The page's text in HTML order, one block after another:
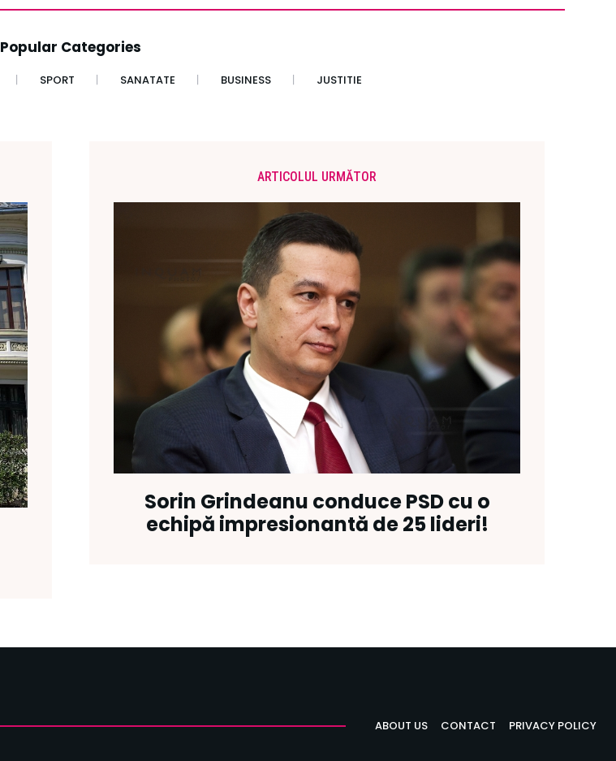
Popular Categories
SPORT SANATATE BUSINESS JUSTITIE
ARTICOLUL URMĂTOR
Sorin Grindeanu conduce PSD cu o
echipă impresionantă de 25 lideri!
ABOUT US CONTACT PRIVACY POLICY